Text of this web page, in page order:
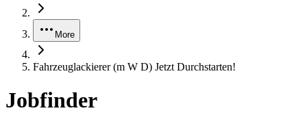
More
Fahrzeuglackierer (m W D) Jetzt Durchstarten!
Jobfinder